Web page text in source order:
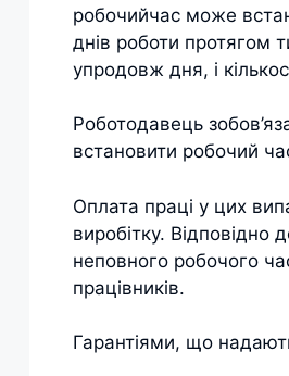
робочийчас може
днів роботи протягом
упродовж дня, і
Роботодавець
встановити робочий
Оплата праці у цих
виробітку. Відповідно
неповного робочого
працівників.
Гарантіями, що